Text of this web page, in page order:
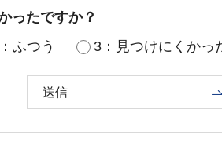
ったですか？
ふつう 3：見つけにくかっ